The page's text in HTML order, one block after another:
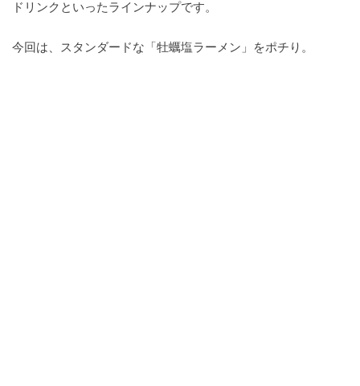
ドリンクといったラインナップです。
今回は、スタンダードな「牡蠣塩ラーメン」をポチり。